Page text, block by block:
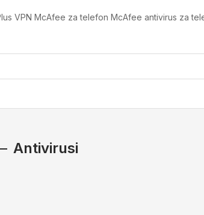
VPN McAfee za telefon McAfee antivirus za
Antivirusi